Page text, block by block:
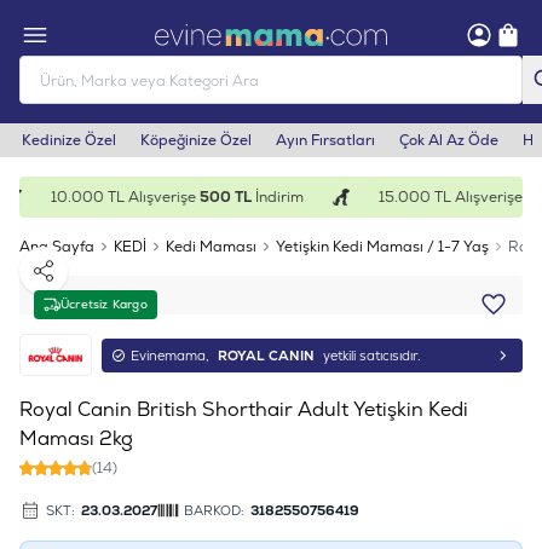
Kedinize Özel Köpeğinize Özel Ayın Fırsatları Çok Al Az Öde
10.000 TL Alışverişe500 TLİndirim 15.000 TL Alışverişe
Ana Sayfa KEDİ Kedi Maması Yetişkin Kedi Maması / 1-7 Yaş
Ücretsiz Kargo
Paylaş
Evinemama, ROYAL CANIN yetkili satıcısıdır.
Royal Canin British Shorthair Adult Yetişkin Kedi
Maması 2kg
(14)
SKT: 23.03.2027 BARKOD: 3182550756419